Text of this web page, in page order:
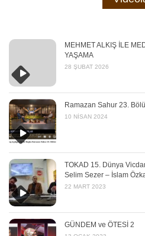
MEHMET ALKIŞ İLE
YAŞAMA
28 ŞUBAT 2026
Ramazan Sahur 23.
10 NISAN 2024
TOKAD 15. Dünya
Selim Sezer – İslam
22 MART 2023
GÜNDEM ve ÖTESİ 2